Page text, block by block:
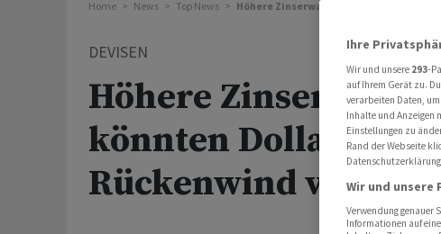
Home News Top News Höhere Zinserwartungen könnten Dollar
DEVISEN
Höhere
könnten Dollar
Rückenwind
Ihre
Wir und unsere 293-
auf Ihrem Gerät zu.
verarbeiten Daten,
Inhalte und Anzeigen
Einstellungen zu
Rand der Webseite
Wir und
Verwendung
Informationen auf